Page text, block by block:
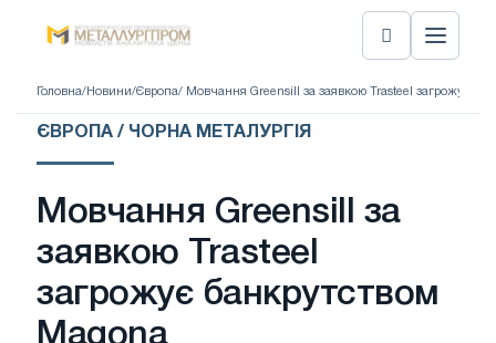
Головна/ Новини/Європа/ Мовчання Greensill за заявкою Trasteel загрожує
ЄВРОПА / ЧОРНА МЕТАЛУРГІЯ
Мовчання Greensill за
заявкою Trasteel
загрожує банкрутством
Magona